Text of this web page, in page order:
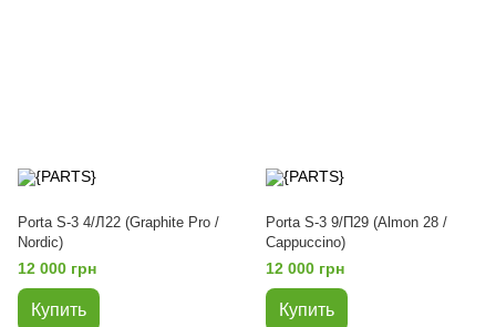
Porta S-3 4/Л22 (Graphite Pro /
Nordic)
12 000 грн
Купить
Porta S-3 9/П29 (Almon 28 /
Cappuccino)
12 000 грн
Купить